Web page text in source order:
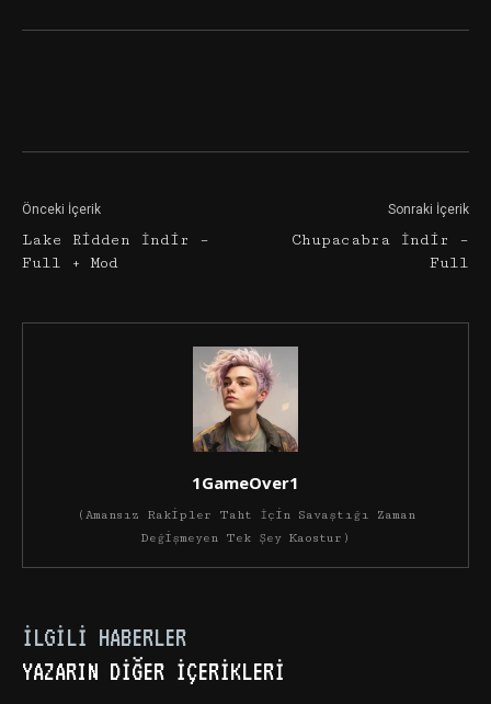
Önceki İçerik
Lake Ridden İndir –
Full + Mod
Sonraki İçerik
Chupacabra İndir –
Full
1GameOver1
(Amansız Rakipler Taht İçin Savaştığı Zaman
Değişmeyen Tek Şey Kaostur)
İLGILI HABERLER
YAZARIN DIĞER İÇERIKLERI